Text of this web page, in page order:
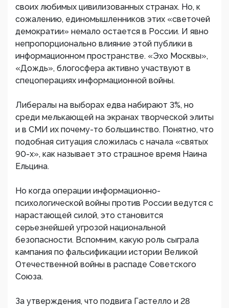
своих любимых цивилизованных странах. Но, к
сожалению, единомышленников этих «светочей
демократии» немало остается в России. И явно
непропорционально влияние этой публики в
информационном пространстве. «Эхо Москвы»,
«Дождь», блогосфера активно участвуют в
спецоперациях информационной войны.
Либералы на выборах едва набирают 3%, но
среди мелькающей на экранах творческой элиты
и в СМИ их почему-то большинство. Понятно, что
подобная ситуация сложилась с начала «святых
90-х», как называет это страшное время Наина
Ельцина.
Но когда операции информационно-
психологической войны против России ведутся с
нарастающей силой, это становится
серьезнейшей угрозой национальной
безопасности. Вспомним, какую роль сыграла
кампания по фальсификации истории Великой
Отечественной войны в распаде Советского
Союза.
За утверждения, что подвига Гастелло и 28